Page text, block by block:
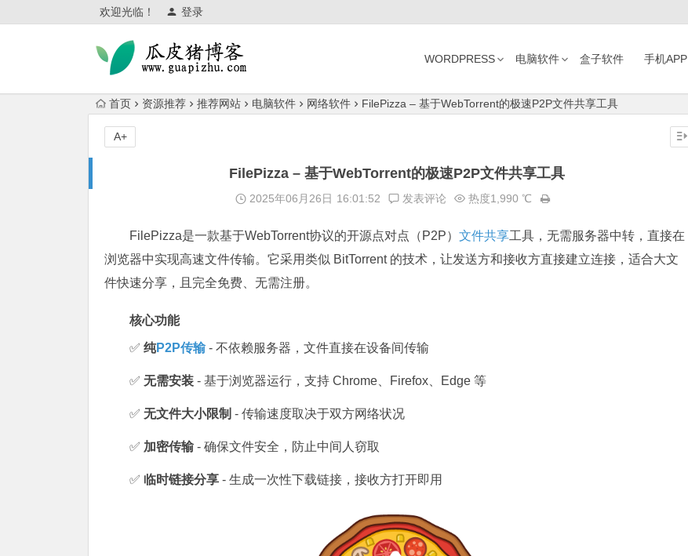
欢迎光临！ 登录
WORDPRESS 电脑软件 盒子软件 手机APP
首页 资源推荐 推荐网站 电脑软件 网络软件 FilePizza – 基于WebTorrent的极速P2P文件共享工具
FilePizza – 基于WebTorrent的极速P2P文件共享工具
2025年06月26日 16:01:52 发表评论 热度1,990 ℃
FilePizza是一款基于WebTorrent协议的开源点对点（P2P） 文件共享工具，无需服务器中转，直接在
浏览器中实现高速文件传输。它采用类似 BitTorrent 的技术，让发送方和接收方直接建立连接，适合大文
件快速分享，且完全免费、无需注册。
核心功能
✅ 纯P2P传输- 不依赖服务器，文件直接在设备间传输
✅ 无需安装 - 基于浏览器运行，支持 Chrome、Firefox、Edge 等
✅ 无文件大小限制 - 传输速度取决于双方网络状况
✅ 加密传输 - 确保文件安全，防止中间人窃取
✅ 临时链接分享 - 生成一次性下载链接，接收方打开即用
A+